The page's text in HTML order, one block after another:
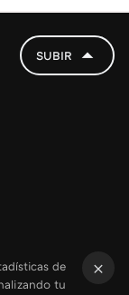
SUBIR
de
tu